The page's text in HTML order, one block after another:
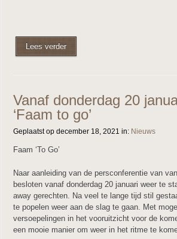
Lees verder
Vanaf donderdag 20
‘Faam to go’
Geplaatst op december 18, 2021 in: Nieuws
Faam ‘To Go’
Naar aanleiding van de persconferentie van
besloten vanaf donderdag 20 januari weer te
away gerechten. Na veel te lange tijd stil
te popelen weer aan de slag te gaan. Met
versoepelingen in het vooruitzicht voor de
een mooie manier om weer in het ritme te